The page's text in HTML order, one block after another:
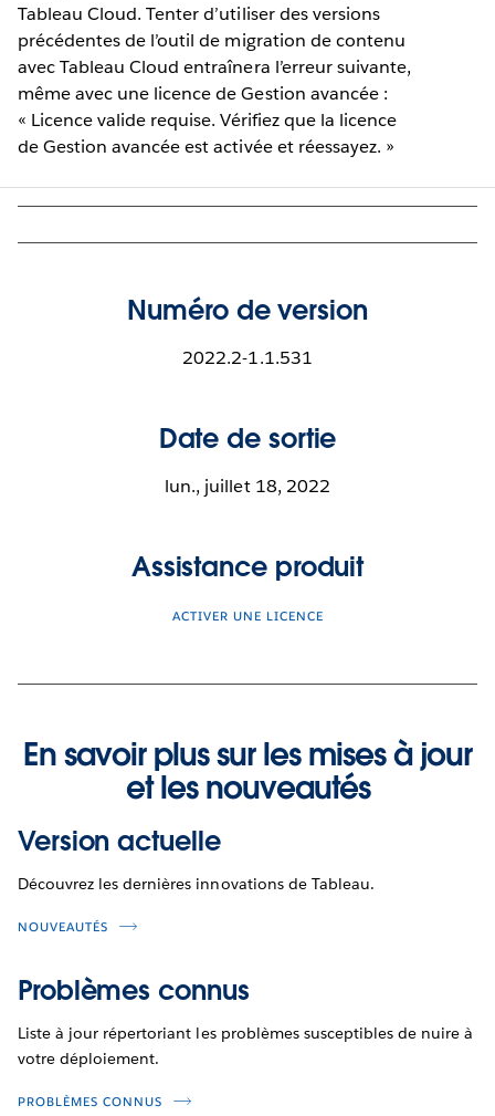
Tableau Cloud. Tenter d’utiliser des versions
précédentes de l’outil de migration de contenu
avec Tableau Cloud entraînera l’erreur suivante,
même avec une licence de Gestion avancée :
« Licence valide requise. Vérifiez que la licence
de Gestion avancée est activée et réessayez. »
Numéro de version
2022.2-1.1.531
Date de sortie
lun., juillet 18, 2022
Assistance produit
ACTIVER UNE LICENCE
En savoir plus sur les mises à jour
et les nouveautés
Version actuelle
Découvrez les dernières innovations de Tableau.
NOUVEAUTÉS
Problèmes connus
Liste à jour répertoriant les problèmes susceptibles de nuire à
votre déploiement.
PROBLÈMES CONNUS